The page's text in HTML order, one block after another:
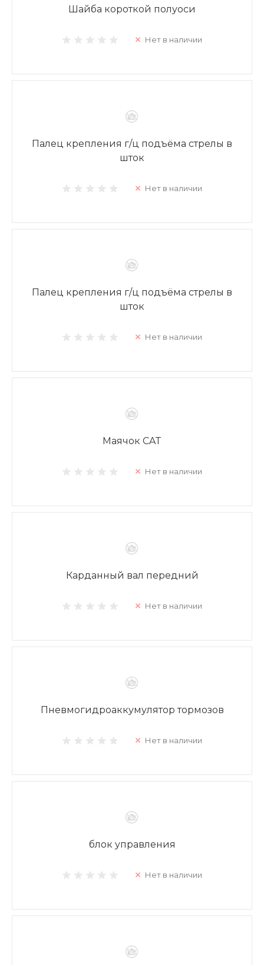
Шайба короткой полуоси
Нет в наличии
Палец крепления г/ц подъёма стрелы в
шток
Нет в наличии
Палец крепления г/ц подъёма стрелы в
шток
Нет в наличии
Маячок CAT
Нет в наличии
Карданный вал передний
Нет в наличии
Пневмогидроаккумулятор тормозов
Нет в наличии
блок управления
Нет в наличии